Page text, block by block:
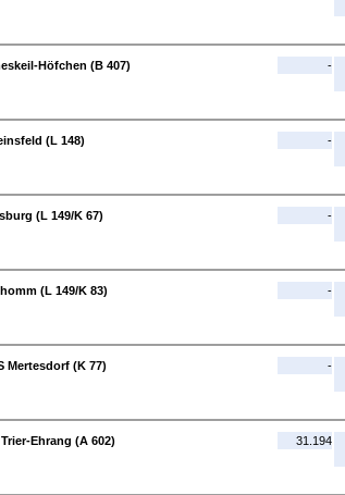
Höfchen (B 407)
-
(L 148)
-
(L 149/K 67)
-
(L 149/K 83)
-
Mertesdorf (K 77)
-
Ehrang (A 602)
31.194